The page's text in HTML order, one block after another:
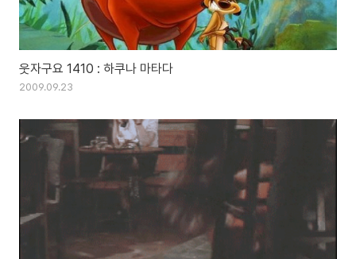
웃자구요 1410 : 하쿠나 마타다
2009.09.23